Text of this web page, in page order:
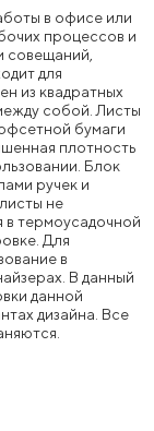
в офисе или
процессов и
совещаний,
для
из квадратных
собой. Листы
бумаги
плотность
Блок
ручек и
не
в термоусадочной
Для
в
В данный
данной
дизайна. Все